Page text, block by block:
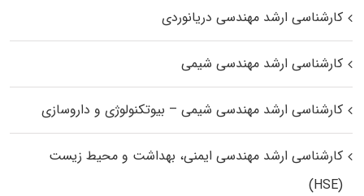
کارشناسی ارشد مهندسی دریانوردی
کارشناسی ارشد مهندسی شیمی
کارشناسی ارشد مهندسی شیمی – بیوتکنولوژی و داروسازی
کارشناسی ارشد مهندسی ایمنی، بهداشت و محیط زیست
(HSE)